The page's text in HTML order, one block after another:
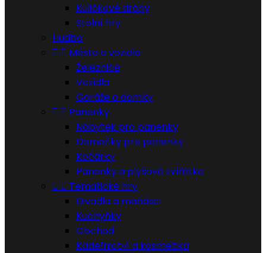
Kuličkové dráhy
Stolní hry
Hudba
  Město a vozidla
Železnice
Vozidla
Garáže a domky
  Panenky
Nábytek pro panenky
Domečky pro panenky
Kočárky
Panenky a plyšová zvířátka
  Tematické hry
Divadla a maňásci
Kuchyňky
Obchod
Kadeřnictví a kosmetika